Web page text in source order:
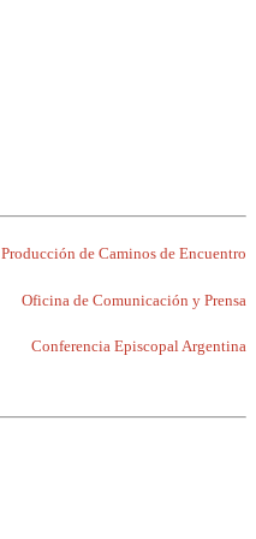
Producción de Caminos de Encuentro
Oficina de Comunicación y Prensa
Conferencia Episcopal Argentina